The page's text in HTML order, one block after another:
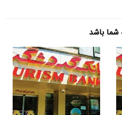
شما باشد